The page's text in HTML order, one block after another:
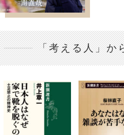
「考える人」か